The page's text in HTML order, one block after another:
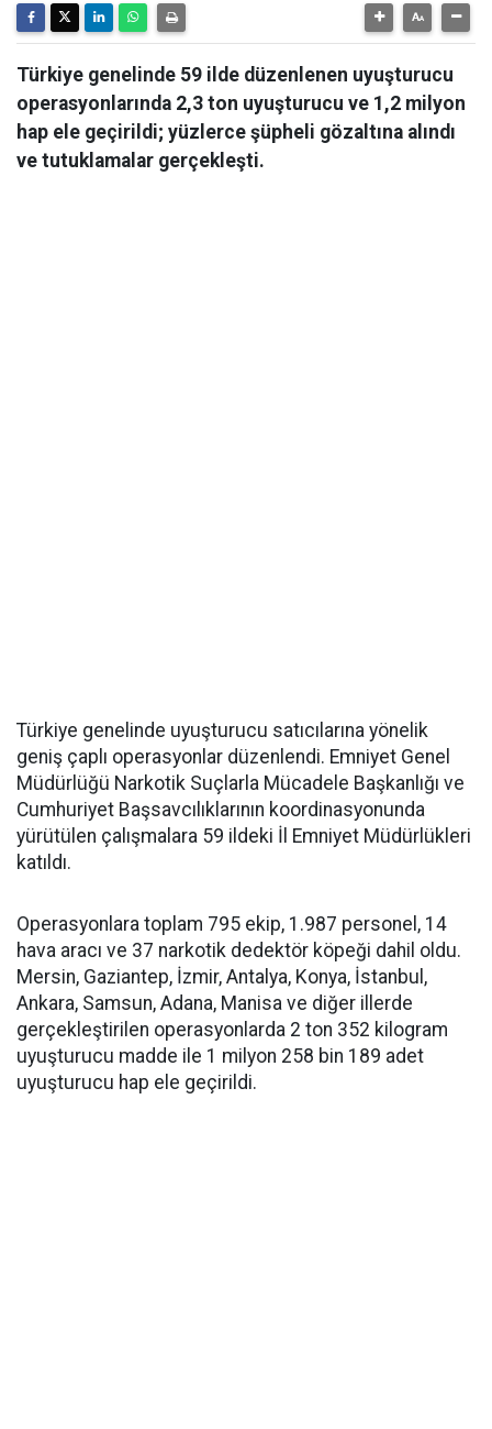
Türkiye genelinde 59 ilde düzenlenen uyuşturucu
operasyonlarında 2,3 ton uyuşturucu ve 1,2 milyon
hap ele geçirildi; yüzlerce şüpheli gözaltına alındı
ve tutuklamalar gerçekleşti.
Türkiye genelinde uyuşturucu satıcılarına yönelik
geniş çaplı operasyonlar düzenlendi. Emniyet Genel
Müdürlüğü Narkotik Suçlarla Mücadele Başkanlığı ve
Cumhuriyet Başsavcılıklarının koordinasyonunda
yürütülen çalışmalara 59 ildeki İl Emniyet Müdürlükleri
katıldı.
Operasyonlara toplam 795 ekip, 1.987 personel, 14
hava aracı ve 37 narkotik dedektör köpeği dahil oldu.
Mersin, Gaziantep, İzmir, Antalya, Konya, İstanbul,
Ankara, Samsun, Adana, Manisa ve diğer illerde
gerçekleştirilen operasyonlarda 2 ton 352 kilogram
uyuşturucu madde ile 1 milyon 258 bin 189 adet
uyuşturucu hap ele geçirildi.